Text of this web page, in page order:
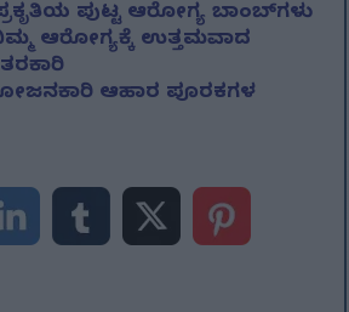
ಪ್ರಕೃತಿಯ ಪುಟ್ಟ ಆರೋಗ್ಯ ಬಾಂಬ್‌ಗಳು
ಆರೋಗ್ಯಕ್ಕೆ ಉತ್ತಮವಾದ
ಆಹಾರ ಪೂರಕಗಳ